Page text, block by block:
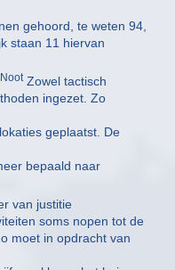
gehoord, te weten 94,
staan 11 hiervan
NootZowel tactisch
ingezet. Zo
geplaatst. De
bepaald naar
van justitie
soms nopen tot de
moet in opdracht van